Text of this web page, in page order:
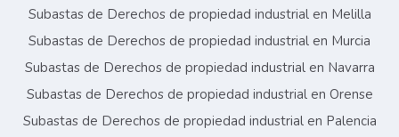
Subastas de Derechos de propiedad industrial en Melilla
Subastas de Derechos de propiedad industrial en Murcia
Subastas de Derechos de propiedad industrial en Navarra
Subastas de Derechos de propiedad industrial en Orense
Subastas de Derechos de propiedad industrial en Palencia